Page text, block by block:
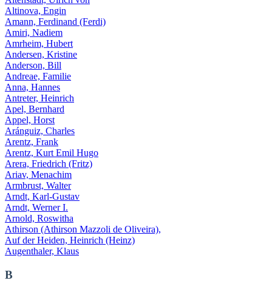
Altinova, Engin
Amann, Ferdinand (Ferdi)
Amiri, Nadiem
Amrheim, Hubert
Andersen, Kristine
Anderson, Bill
Andreae, Familie
Anna, Hannes
Antreter, Heinrich
Apel, Bernhard
Appel, Horst
Aránguiz, Charles
Arentz, Frank
Arentz, Kurt Emil Hugo
Arera, Friedrich (Fritz)
Ariav, Menachim
Armbrust, Walter
Arndt, Karl-Gustav
Arndt, Werner I.
Arnold, Roswitha
Athirson (Athirson Mazzoli de Oliveira),
Auf der Heiden, Heinrich (Heinz)
Augenthaler, Klaus
B